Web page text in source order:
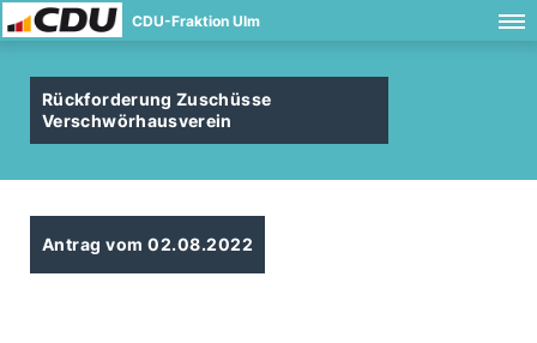
CDU-Fraktion Ulm
Rückforderung Zuschüsse
Verschwörhausverein
Antrag vom 02.08.2022